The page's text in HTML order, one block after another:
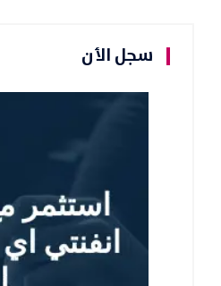
سجل الأن